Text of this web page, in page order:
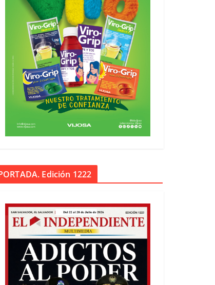
Edición 1222